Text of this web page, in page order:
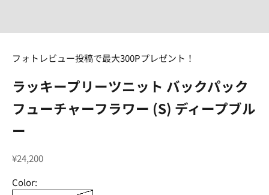
フォトレビュー投稿で最大300Pプレゼント！
ラッキープリーツニット バックパック
フューチャーフラワー (S) ディープブル
ー
セール価格
¥24,200
Color: